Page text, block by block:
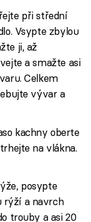
při střední
Vsypte zbylou
ji, až
a smažte asi
Celkem
vývar a
kachny oberte
na vlákna.
posypte
rýží a navrch
trouby a asi 20